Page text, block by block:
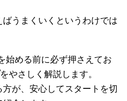
うまくいくというわけでは
始める前に必ず押さえてお
をやさしく解説します。
が、安心してスタートを切